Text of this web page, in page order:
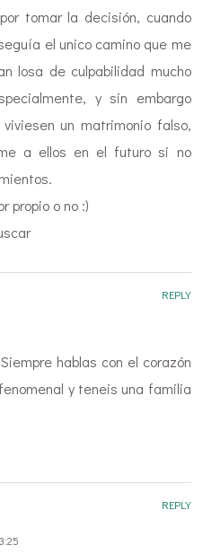
tomar la decisión, cuando
el unico camino que me
losa de culpabilidad mucho
y sin embargo
un matrimonio falso,
a ellos en el futuro si no
propio o no :)
hablas con el corazón
y teneis una familia
REPLY
REPLY